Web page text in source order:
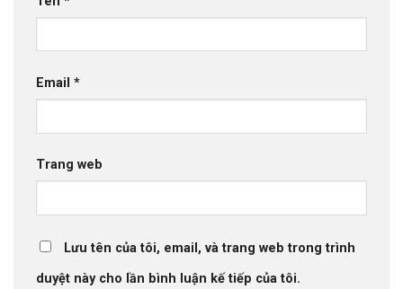
Email *
Trang web
Lưu tên của tôi, email, và trang web trong trình
duyệt này cho lần bình luận kế tiếp của tôi.